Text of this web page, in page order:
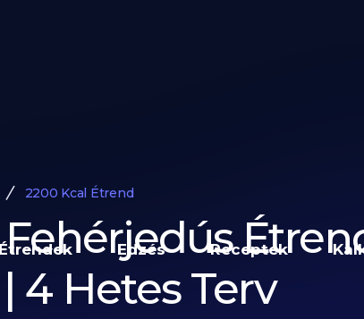
Étrendek Edzés Receptek
2200 Kcal Étrend
4 Hetes Terv